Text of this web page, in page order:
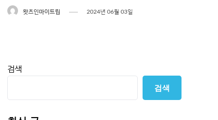
왓츠인마이트립 2024년 06월 03일
검색
검색